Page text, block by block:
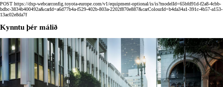
POST https://dxp-webcarconfig.toyota-europe.com/v1/equipment-optional/is/is?modelId=65bfd91d-f2a8-4cbb-
bdbc-3834b400492a&carId=a6d77b4a-f529-402b-803a-2202f870e887&carColourId=b4da34a1-391c-4b57-a153-
13ac02e8da7f
Kynntu þér málið